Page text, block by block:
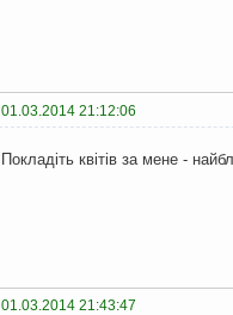
01.03.2014 21:12:06
Покладіть квітів за мене -
01.03.2014 21:43:47